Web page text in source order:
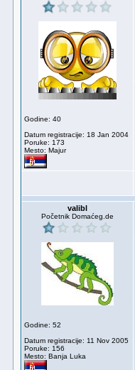
Godine: 40
Datum registracije: 18 Jan 2004
Poruke: 173
Mesto: Majur
valibl
Početnik Domaćeg.de
Godine: 52
Datum registracije: 11 Nov 2005
Poruke: 156
Mesto: Banja Luka